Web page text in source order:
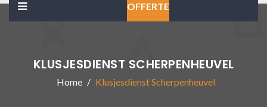
OFFERTE
KLUSJESDIENST SCHERPENHEUVEL
Home Klusjesdienst Scherpenheuvel